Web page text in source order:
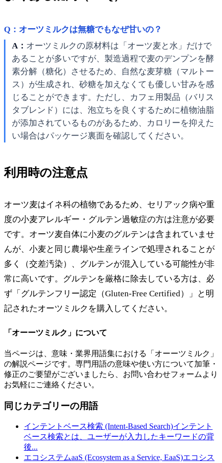
Q：オーツミルクは無糖でもなぜ甘いの？
A： オーツミルクの原材料は「オーツ麦と水」だけで
あることが多いですが、製造過程で麦のデンプンを酵
素分解（糖化）させるため、自然な麦芽糖（マルトー
ス）が生成され、砂糖を加えなくても優しい甘みを感
じることができます。ただし、カフェ用製品（バリス
タブレンド）には、泡立ちを良くするために植物油脂
が添加されているものがあるため、カロリーを抑えた
い場合はパッケージ裏面を確認してください。
利用時の注意点
オーツ麦はイネ科の植物であるため、セリアック病や重
度の小麦アレルギー・グルテン過敏症の方は注意が必要
です。オーツ麦自体に小麦のグルテンは含まれていませ
んが、小麦と同じ農場や生産ラインで処理されることが
多く（交差汚染）、グルテンが混入している可能性が非
常に高いです。グルテンを厳格に除去している方は、必
ず「グルテンフリー認定（Gluten-Free Certified）」と明
記されたオーツミルクを購入してください。
「 オーーツミルク 」について
当ページは、意味・業界用語集における「 オーーツミルク 」
の解説ページです。専門用語の意味や使い方について加筆・
修正のご要望がございましたら、お問い合わせフォームより
お気軽にご連絡ください。
同じカテゴリーの用語
インテントベース検索 (Intent-Based Search)インテント
ベース検索とは、ユーザーが入力したキーワードの背
後...
エコシステムaaS (Ecosystem as a Service, EaaS)エコシス